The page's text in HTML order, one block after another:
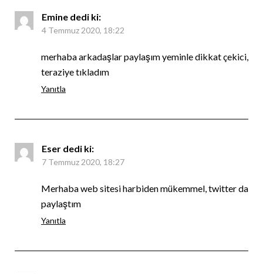
Emine dedi ki:
4 Temmuz 2020, 18:22
merhaba arkadaşlar paylaşım yeminle dikkat çekici,
teraziye tıkladım
Yanıtla
Eser dedi ki:
7 Temmuz 2020, 18:27
Merhaba web sitesi harbiden mükemmel, twitter da
paylaştım
Yanıtla